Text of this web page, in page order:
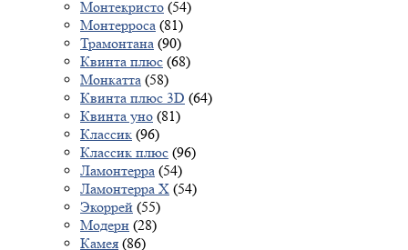
Монтекристо (54)
Монтерроса (81)
Трамонтана (90)
Квинта плюс (68)
Монкатта (58)
Квинта плюс 3D (64)
Квинта уно (81)
Классик (96)
Классик плюс (96)
Ламонтерра (54)
Ламонтерра X (54)
Экоррей (55)
Модерн (28)
Камея (86)